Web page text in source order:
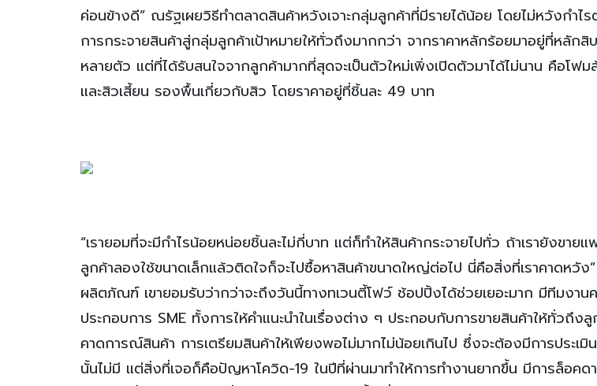
ค่อนข้างดี” ณรัฐเผยวิธีทำตลาดสินค้าหวังเจาะกลุ่มลูกค้าที่มีรายได้น้อย โดยไม่หวังกำไ
การกระจายสินค้าสู่กลุ่มลูกค้าเป้าหมายให้ทั่วถึงมากกว่า จากราคาหลักร้อยมาอยู่ที่หลัก
หลายตัว แต่ที่ได้รับสนใจจากลูกค้ามากที่สุดจะเป็นตัวใหม่เพิ่งเปิดตัวมาได้ไม่นาน คือโฟ
และสิวเสี้ยน รองพื้นเกี่ยวกับสิว โดยราคาอยู่ที่ชิ้นละ 49 บาท
“เรายอมที่จะมีกำไรน้อยหน่อยชิ้นละไม่กี่บาท แต่ก็ทำให้สินค้ากระจายไปทั่ว ถ้าเรายังขา
ลูกค้าลองใช้ขนาดเล็กแล้วติดใจก็จะไปซื้อหาสินค้าขนาดใหญ่ต่อไป นี่คือสิ่งที่เราคาดหวั
ผลิตภัณฑ์ เขายอมรับว่ากว่าจะถึงวันนี้ทางทเวนตี้โฟว์ ช้อปปิ้งได้ช่วยเยอะมาก มีทีมงาน
ประกอบการ SME ทั้งการให้คำแนะนำในเรื่องต่าง ๆ ประกอบกับการขายสินค้าให้ทั่วถึ
คาดการณ์สินค้า การเตรียมสินค้าให้เพียงพอไม่มากไม่น้อยเกินไป ซึ่งจะต้องมีการประ
นั้นไม่มี แต่สิ่งที่เจอก็คือปัญหาโควิด-19 ในปีที่ผ่านมาทำให้การทำงานยากขึ้น มีการล็อคด